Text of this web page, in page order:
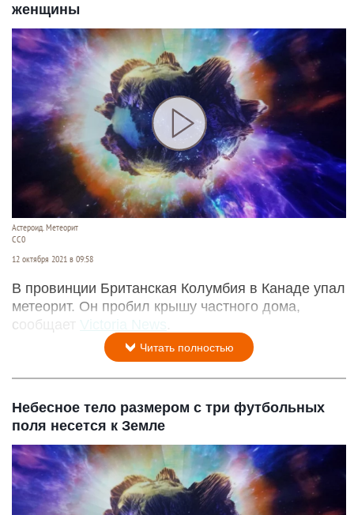
женщины
Астероид. Метеорит
СС0
12 октября 2021 в 09:58
В провинции Британская Колумбия в Канаде упал
метеорит. Он пробил крышу частного дома,
сообщает Victoria News
Читать полностью
Небесное тело размером с три футбольных
поля несется к Земле